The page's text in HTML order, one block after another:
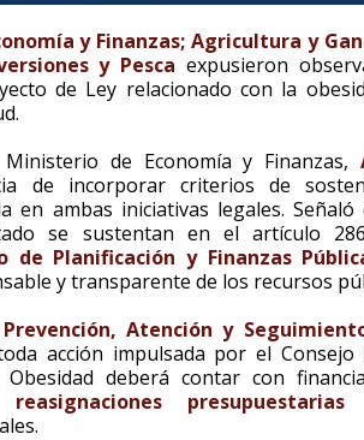
y Finanzas; Agricultura y
y Pesca expusieron
de Ley relacionado con la
de Economía y Finanzas,
de incorporar criterios de
en ambas iniciativas legales. Señaló
se sustentan en el artículo
de Planificación y Finanzas
y transparente de los recursos
Atención y
acción impulsada por el Consejo
deberá contar con
reasignaciones presupuestarias